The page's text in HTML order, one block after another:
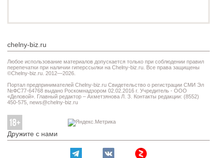
chelny-biz.ru
Любое использование материалов допускается только при соблюдении правил
перепечатки при наличии гиперссылки на Chelny-biz.ru. Все права защищены
©Chelny-biz.ru. 2012—2026.
Портал предпринимателей Chelny-biz.ru Свидетельство о регистрации СМИ Эл
№ФС77-64768 выдано Роскомнадзором 02.02.2016 г. Учредитель - ООО
«Деловой». Главный редактор – Ахметзянова Л. З. Контакты редакции: (8552)
450-575, news@chelny-biz.ru
Дружите с нами